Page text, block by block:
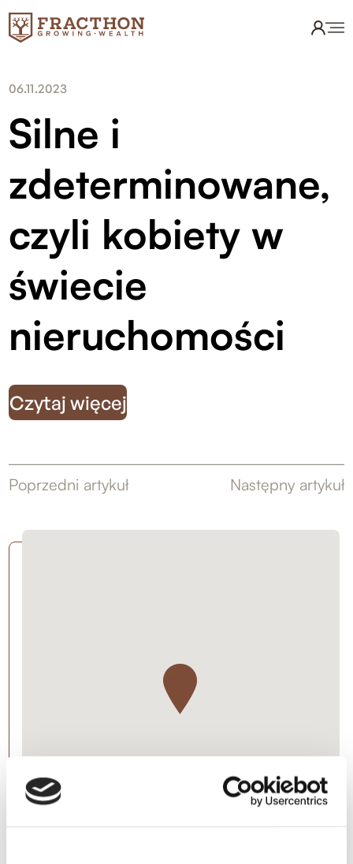
06.11.2023
Silne i
zdeterminowane,
czyli kobiety w
świecie
nieruchomości
Czytaj więcej
Poprzedni artykuł Następny artykuł